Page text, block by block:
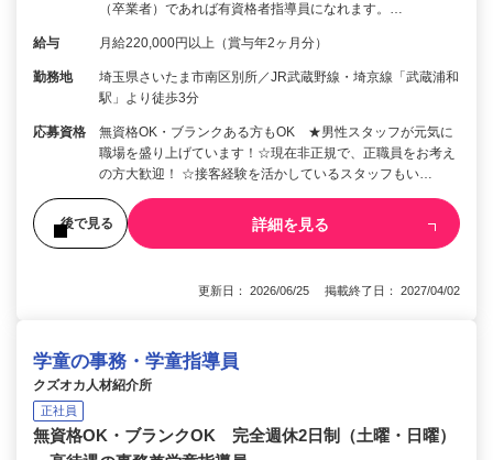
（卒業者）であれば有資格者指導員になれます。…
給与 月給220,000円以上（賞与年2ヶ月分）
勤務地
埼玉県さいたま市南区別所／JR武蔵野線・埼京線「武蔵浦和
駅」より徒歩3分
応募資格
無資格OK・ブランクある方もOK ★男性スタッフが元気に
職場を盛り上げています！☆現在非正規で、正職員をお考え
の方大歓迎！ ☆接客経験を活かしているスタッフもい…
後で見る 詳細を見る
更新日： 2026/06/25 掲載終了日： 2027/04/02
学童の事務・学童指導員
クズオカ人材紹介所
正社員
無資格OK・ブランクOK 完全週休2日制（土曜・日曜）